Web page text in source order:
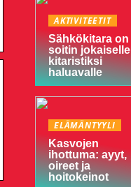
AKTIVITEETIT
Sähkökitara on
soitin jokaiselle
kitaristiksi
haluavalle
ELÄMÄNTYYLI
Kasvojen
ihottuma: ayyt,
oireet ja
hoitokeinot